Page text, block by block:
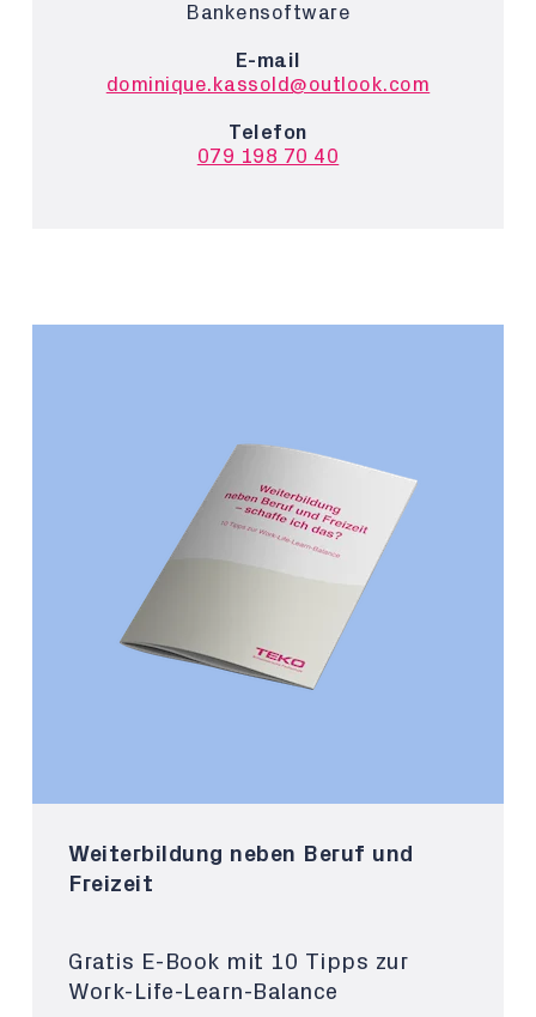
Bankensoftware
E-mail
dominique.kassold@outlook.com
Telefon
079 198 70 40
Weiterbildung neben Beruf und
Freizeit
Gratis E-Book mit 10 Tipps zur
Work-Life-Learn-Balance